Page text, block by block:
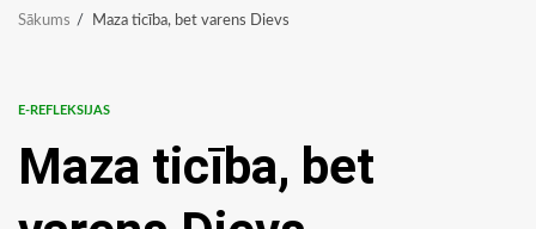
Sākums Maza ticība, bet varens Dievs
E-REFLEKSIJAS
Maza ticība, bet